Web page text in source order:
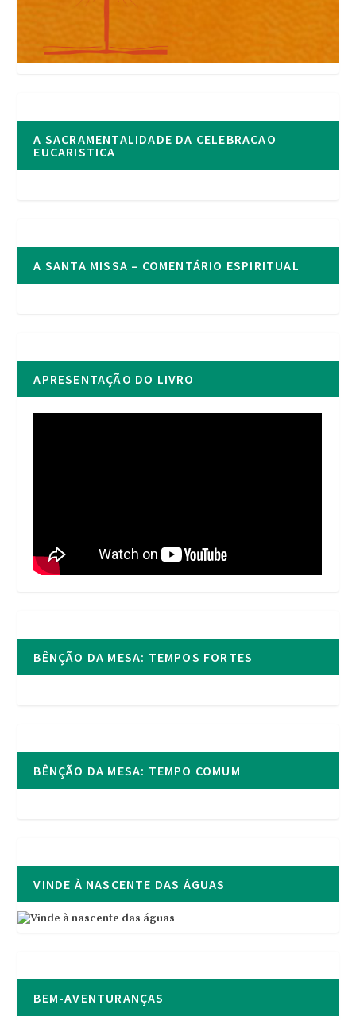
A SACRAMENTALIDADE DA CELEBRACAO
EUCARISTICA
A SANTA MISSA – COMENTÁRIO ESPIRITUAL
APRESENTAÇÃO DO LIVRO
BÊNÇÃO DA MESA: TEMPOS FORTES
BÊNÇÃO DA MESA: TEMPO COMUM
VINDE À NASCENTE DAS ÁGUAS
BEM-AVENTURANÇAS